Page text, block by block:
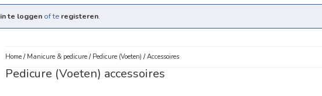
in te loggen of te registeren.
Home/ Manicure & pedicure/ Pedicure (Voeten) /Accessoires
Pedicure (Voeten) accessoires